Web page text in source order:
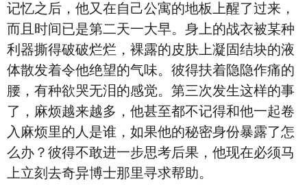
记忆之后，他又在自己公寓的地板上醒了过来，
而且时间已是第二天一大早。身上的战衣被某种
利器撕得破破烂烂，裸露的皮肤上凝固结块的液
体散发着令他绝望的气味。彼得扶着隐隐作痛的
腰，有种欲哭无泪的感觉。第三次发生这样的事
了，麻烦越来越多，他甚至都不记得和他一起卷
入麻烦里的人是谁，如果他的秘密身份暴露了怎
么办？彼得不敢进一步思考后果，他现在必须马
上立刻去奇异博士那里寻求帮助。